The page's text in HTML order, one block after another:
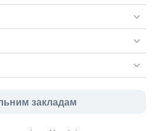
закладам